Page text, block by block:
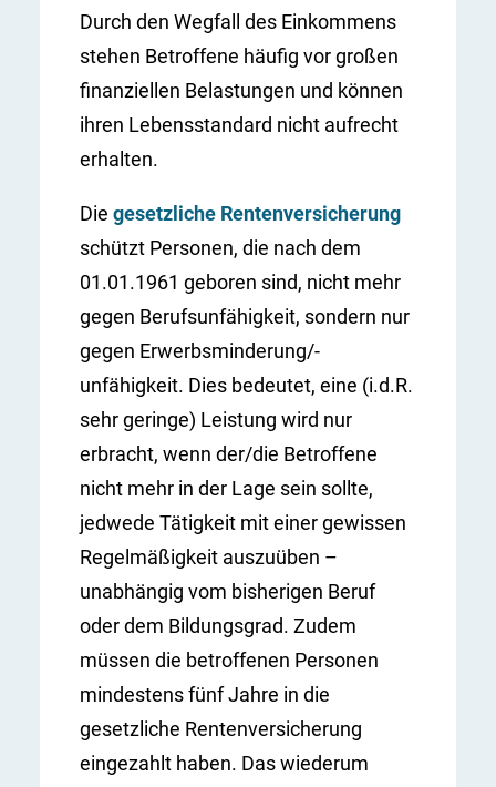
Durch den Wegfall des Einkommens
stehen Betroffene häufig vor großen
finanziellen Belastungen und können
ihren Lebensstandard nicht aufrecht
erhalten.
Die gesetzliche Rentenversicherung
schützt Personen, die nach dem
01.01.1961 geboren sind, nicht mehr
gegen Berufsunfähigkeit, sondern nur
gegen Erwerbsminderung/-
unfähigkeit. Dies bedeutet, eine (i.d.R.
sehr geringe) Leistung wird nur
erbracht, wenn der/die Betroffene
nicht mehr in der Lage sein sollte,
jedwede Tätigkeit mit einer gewissen
Regelmäßigkeit auszuüben –
unabhängig vom bisherigen Beruf
oder dem Bildungsgrad. Zudem
müssen die betroffenen Personen
mindestens fünf Jahre in die
gesetzliche Rentenversicherung
eingezahlt haben. Das wiederum